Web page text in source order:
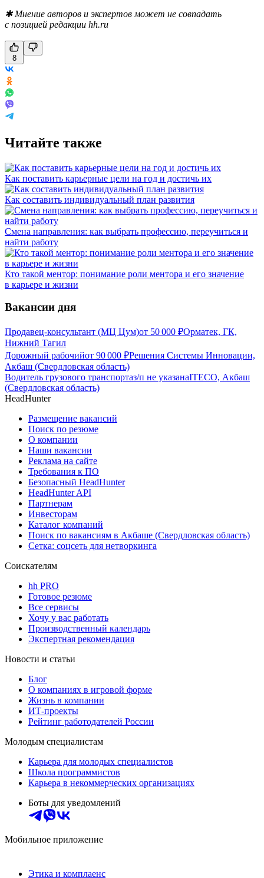
✱ Мнение авторов и экспертов может не совпадать
с позицией редакции hh.ru
8
Читайте также
Как поставить карьерные цели на год и достичь их
Как составить индивидуальный план развития
Смена направления: как выбрать профессию, переучиться и
найти работу
Кто такой ментор: понимание роли ментора и его значение
в карьере и жизни
Вакансии дня
Продавец-консультант (МЦ Цум)от 50 000 ₽Орматек, ГК,
Нижний Тагил
Дорожный рабочийот 90 000 ₽Решения Системы Инновации,
Акбаш (Свердловская область)
Водитель грузового транспортаз/п не указанаITECO, Акбаш
(Свердловская область)
HeadHunter
Размещение вакансий
Поиск по резюме
О компании
Наши вакансии
Реклама на сайте
Требования к ПО
Безопасный HeadHunter
HeadHunter API
Партнерам
Инвесторам
Каталог компаний
Поиск по вакансиям в Акбаше (Свердловская область)
Сетка: соцсеть для нетворкинга
Соискателям
hh PRO
Готовое резюме
Все сервисы
Хочу у вас работать
Производственный календарь
Экспертная рекомендация
Новости и статьи
Блог
О компаниях в игровой форме
Жизнь в компании
ИТ-проекты
Рейтинг работодателей России
Молодым специалистам
Карьера для молодых специалистов
Школа программистов
Карьера в некоммерческих организациях
Боты для уведомлений
Мобильное приложение
Этика и комплаенс